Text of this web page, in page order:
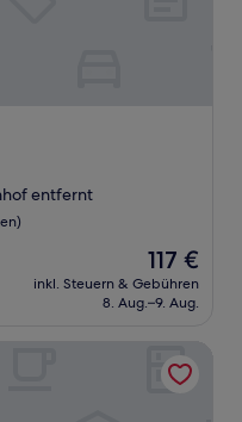
entfernt
Der
Preis
beträgt
117 €
inkl. Steuern & Gebühren
8. Aug.–9. Aug.